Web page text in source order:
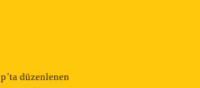
düzenlenen